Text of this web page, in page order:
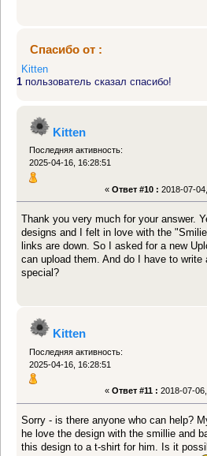
Спасибо от :
Kitten
1 пользователь сказал спасибо!
Kitten
Последняя активность:
2025-04-16, 16:28:51
« Ответ #10 : 2018-07-
Thank you very much for your answer.
designs and I felt in love with the
links are down. So I asked for a new
can upload them. And do I have to
special?
Kitten
Последняя активность:
2025-04-16, 16:28:51
« Ответ #11 : 2018-07-
Sorry - is there anyone who can help?
he love the design with the smillie and
this design to a t-shirt for him. Is it